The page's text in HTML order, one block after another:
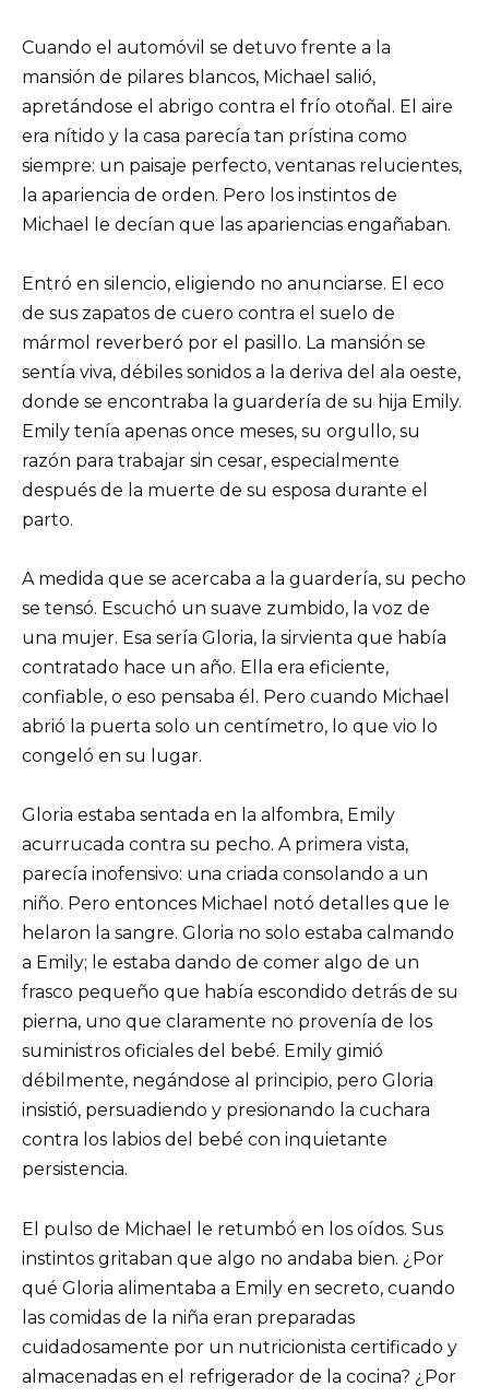
Cuando el automóvil se detuvo frente a la
mansión de pilares blancos, Michael salió,
apretándose el abrigo contra el frío otoñal. El aire
era nítido y la casa parecía tan prístina como
siempre: un paisaje perfecto, ventanas relucientes,
la apariencia de orden. Pero los instintos de
Michael le decían que las apariencias engañaban.
Entró en silencio, eligiendo no anunciarse. El eco
de sus zapatos de cuero contra el suelo de
mármol reverberó por el pasillo. La mansión se
sentía viva, débiles sonidos a la deriva del ala oeste,
donde se encontraba la guardería de su hija Emily.
Emily tenía apenas once meses, su orgullo, su
razón para trabajar sin cesar, especialmente
después de la muerte de su esposa durante el
parto.
A medida que se acercaba a la guardería, su pecho
se tensó. Escuchó un suave zumbido, la voz de
una mujer. Esa sería Gloria, la sirvienta que había
contratado hace un año. Ella era eficiente,
confiable, o eso pensaba él. Pero cuando Michael
abrió la puerta solo un centímetro, lo que vio lo
congeló en su lugar.
Gloria estaba sentada en la alfombra, Emily
acurrucada contra su pecho. A primera vista,
parecía inofensivo: una criada consolando a un
niño. Pero entonces Michael notó detalles que le
helaron la sangre. Gloria no solo estaba calmando
a Emily; le estaba dando de comer algo de un
frasco pequeño que había escondido detrás de su
pierna, uno que claramente no provenía de los
suministros oficiales del bebé. Emily gimió
débilmente, negándose al principio, pero Gloria
insistió, persuadiendo y presionando la cuchara
contra los labios del bebé con inquietante
persistencia.
El pulso de Michael le retumbó en los oídos. Sus
instintos gritaban que algo no andaba bien. ¿Por
qué Gloria alimentaba a Emily en secreto, cuando
las comidas de la niña eran preparadas
cuidadosamente por un nutricionista certificado y
almacenadas en el refrigerador de la cocina? ¿Por